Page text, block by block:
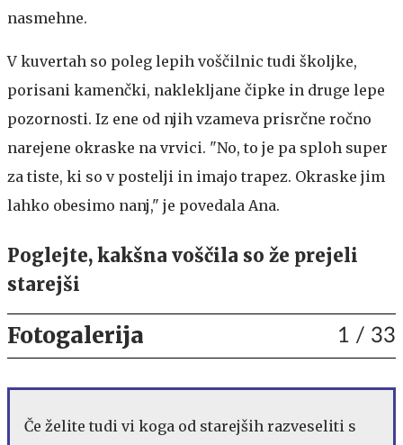
nasmehne.
V kuvertah so poleg lepih voščilnic tudi školjke,
porisani kamenčki, naklekljane čipke in druge lepe
pozornosti. Iz ene od njih vzameva prisrčne ročno
narejene okraske na vrvici. "No, to je pa sploh super
za tiste, ki so v postelji in imajo trapez. Okraske jim
lahko obesimo nanj," je povedala Ana.
Poglejte, kakšna voščila so že prejeli
starejši
Fotogalerija 1 / 33
Če želite tudi vi koga od starejših razveseliti s